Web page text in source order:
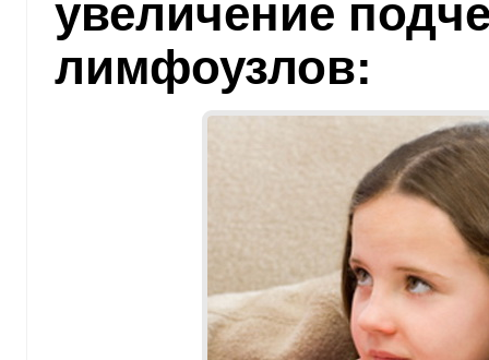
увеличение
лимфоузлов: